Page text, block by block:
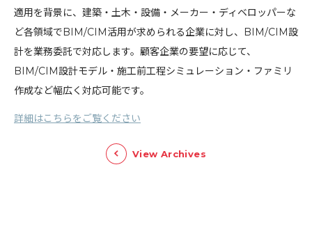
適⽤を背景に、建築・土木・設備・メーカー・ディベロッパーな
ど各領域でBIM/CIM活用が求められる企業に対し、BIM/CIM設
計を業務委託で対応します。顧客企業の要望に応じて、
BIM/CIM設計モデル・施工前工程シミュレーション・ファミリ
作成など幅広く対応可能です。
詳細はこちらをご覧ください
View Archives